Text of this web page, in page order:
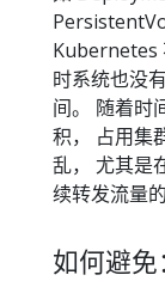
Kubernetes
时系统也没
间。 随着时
积， 占用集
乱， 尤其是
续转发流量
如何避免